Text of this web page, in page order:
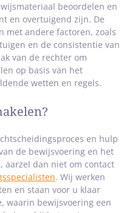
beoordelen en
en overtuigend zijn. De
met andere factoren, zoals
en de consistentie van
van de rechter om
op basis van het
wetten en regels.
en hulp
de bewijsvoering en het
aarzel dan niet om contact
. Wij werken
en staan voor u klaar
waarin bewijsvoering een